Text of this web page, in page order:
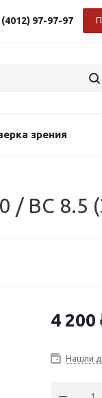
97-97-97
зрения
/ BC 8.5
4 200
Нашли